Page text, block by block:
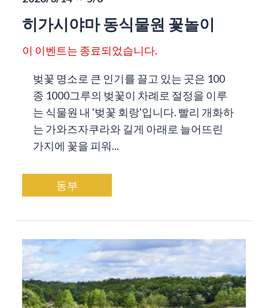
히가시야마 동식물원 꽃놀이
이 이벤트는 종료되었습니다.
벚꽃 명소로 큰 인기를 끌고 있는 곳은 100
종 1000그루의 벚꽃이 차례로 절정을 이루
는 식물원 내 '벚꽃 회랑'입니다. 빨리 개화하
는 가와즈자쿠라와 길게 아래로 늘어뜨린
가지에 꽃을 피워...
동부